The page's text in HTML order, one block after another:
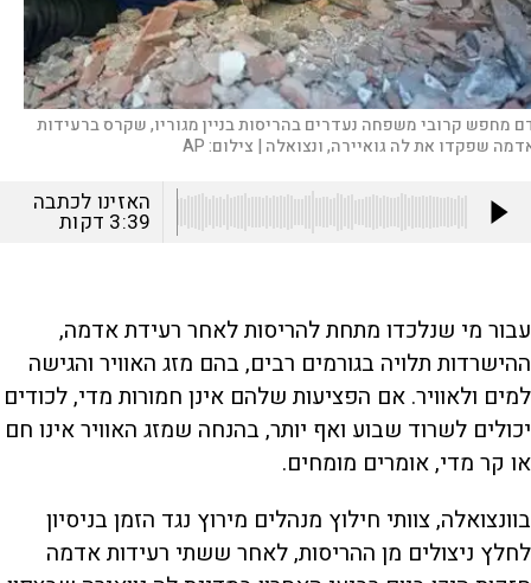
מחפש קרובי משפחה נעדרים בהריסות בניין מגוריו, שקרס ברעידות
שפקדו את לה גואיירה, ונצואלה | צילום:AP
האזינו לכתבה
3:39 דקות
עבור מי שנלכדו מתחת להריסות לאחר רעידת אדמה,
ההישרדות תלויה בגורמים רבים, בהם מזג האוויר והגישה
למים ולאוויר. אם הפציעות שלהם אינן חמורות מדי, לכודים
יכולים לשרוד שבוע ואף יותר, בהנחה שמזג האוויר אינו חם
או קר מדי, אומרים מומחים.
בוונצואלה, צוותי חילוץ מנהלים מירוץ נגד הזמן בניסיון
לחלץ ניצולים מן ההריסות, לאחר ששתי רעידות אדמה